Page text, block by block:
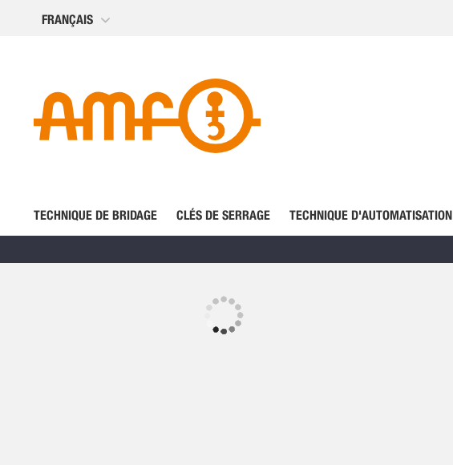
Allez
FRANÇAIS
TECHNIQUE DE BRIDAGE CLÉS DE SERRAGE TECHNIQUE D'AUTOMATISATION